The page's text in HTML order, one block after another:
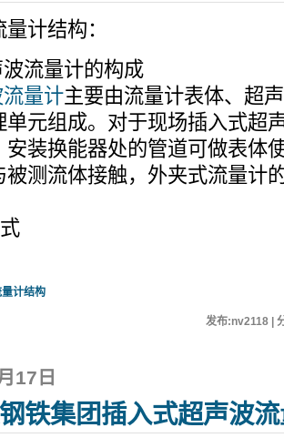
计结构：
流量计的构成
量计主要由流量计表体、超
单元组成。对于现场插入式超
安装换能器处的管道可做表体
被测流体接触，外夹式流量计
计结构
发布:nv2118 |
17日
铁集团插入式超声波